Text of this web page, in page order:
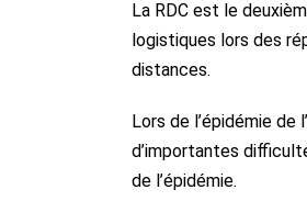
La RDC est le
logistiques lors des
distances.
Lors de l’épidémie de
d’importantes
de l’épidémie.